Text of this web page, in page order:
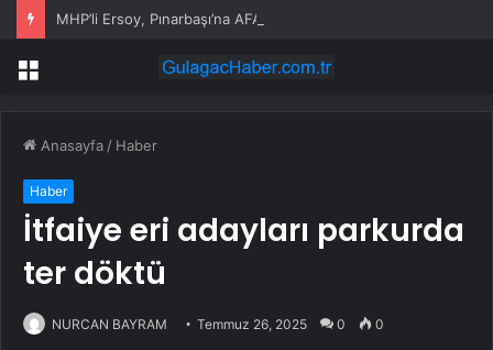
MHP’li Ersoy, Pınarbaşı’na AFAD Müfreze Talep Etti
Menü
Anasayfa / Haber
Haber
İtfaiye eri adayları parkurda
ter döktü
NURCAN BAYRAM Temmuz 26, 2025 0 0